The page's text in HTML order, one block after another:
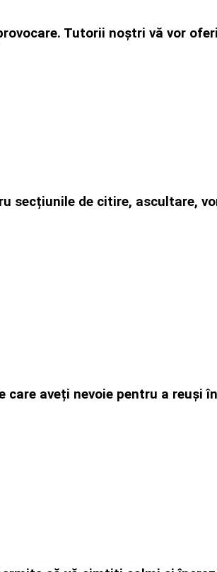
Tutorii noștri vă vor
secțiunile de citire, ascultare,
care aveți nevoie pentru a